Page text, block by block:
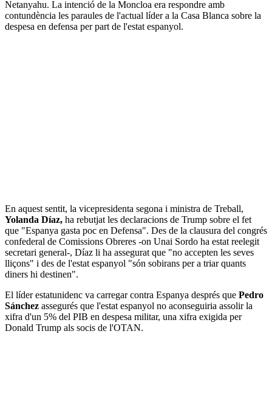
Netanyahu. La intenció de la Moncloa era respondre amb
contundència les paraules de l'actual líder a la Casa Blanca sobre la
despesa en defensa per part de l'estat espanyol.
En aquest sentit, la vicepresidenta segona i ministra de Treball,
Yolanda Díaz, ha rebutjat les declaracions de Trump sobre el fet
que "Espanya gasta poc en Defensa". Des de la clausura del congrés
confederal de Comissions Obreres -on Unai Sordo ha estat reelegit
secretari general-, Díaz li ha assegurat que "no accepten les seves
lliçons" i des de l'estat espanyol "són sobirans per a triar quants
diners hi destinen".
El líder estatunidenc va carregar contra Espanya després que Pedro
Sánchez assegurés que l'estat espanyol no aconseguiria assolir la
xifra d'un 5% del PIB en despesa militar, una xifra exigida per
Donald Trump als socis de l'OTAN.